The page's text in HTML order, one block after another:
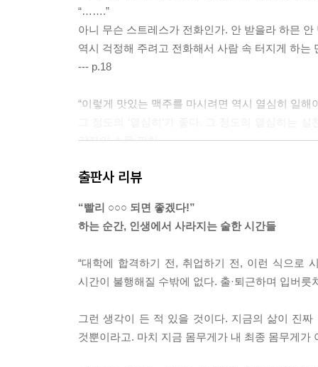
“…….”
아니 무슨 스트레스가 전화인가. 안 받을라 하믄 안
역시 걱정해 주려고 전화해서 사람 속 터지게 하는
--- p.18
“이렇게 맛있는 맥주를 마시려면 역시 열심히 일해
각자의 스몰 픽처.
자, 그럼 각자의 길을 갑시다.
강의 아버지는 겨울이면 모든 방에 발이 뜨끈뜨끈
기를 마음껏 사 먹지 못했던 것이 지금의 습관을
친다. 결핍이, 어쩌면 우리의 정체성이 되는지도 모
--- pp.64-65
출판사 리뷰
“빨리 ○○○ 되면 좋겠다!”
하는 순간, 인생에서 사라지는 숱한 시간들
“대학에 합격하기 전, 취업하기 전, 이런 식으로
시간이 불행해질 수밖에 없다. 출·퇴근하며 입버릇
그런 생각이 든 적 있을 것이다. 지금의 삶이 진
것뿐이라고. 마치 지금 몸무게가 내 최종 몸무게가